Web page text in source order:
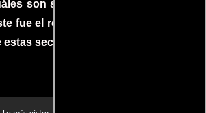
son sus escenas de acción
fue el resultado. No te pierdas
estas secuencias inolvidables.